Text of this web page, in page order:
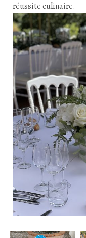
réussite culinaire.